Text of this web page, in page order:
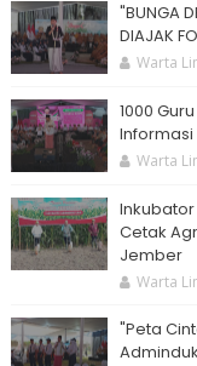
"BUNGA
DIAJAK
Warta
1000
Warta
Inkubator
Cetak
Jember
Warta
"Peta